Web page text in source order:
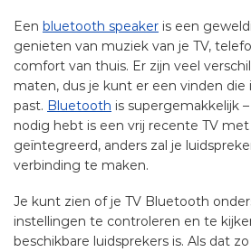
Een bluetooth speaker is een
genieten van muziek van je TV,
comfort van thuis. Er zijn veel
maten, dus je kunt er een vinden die
past. Bluetooth is supergemakkelijk
nodig hebt is een vrij recente TV
geïntegreerd, anders zal je
verbinding te maken.
Je kunt zien of je TV Bluetooth
instellingen te controleren en te
beschikbare luidsprekers is. Als dat